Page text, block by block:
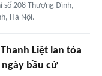
số 208 Thượng Đình,
Hà Nội.
Liệt lan tỏa
bầu cử